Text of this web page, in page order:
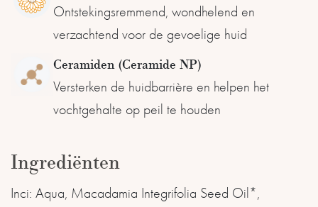
Ontstekingsremmend, wondhelend en
verzachtend voor de gevoelige huid
Ceramiden (Ceramide NP)
Versterken de huidbarrière en helpen het
vochtgehalte op peil te houden
Ingrediënten
Inci: Aqua, Macadamia Integrifolia Seed Oil*,